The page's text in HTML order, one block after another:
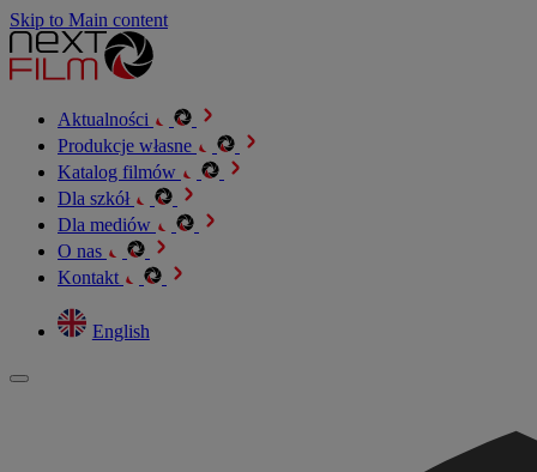
Skip to Main content
Aktualności
Produkcje własne
Katalog filmów
Dla szkół
Dla mediów
O nas
Kontakt
English